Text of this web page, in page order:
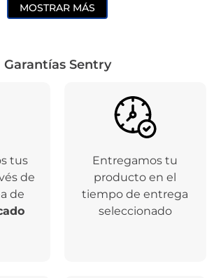
MOSTRAR MÁS
Garantías Sentry
tus
de
de
Entregamos tu
producto en el
tiempo de entrega
seleccionado